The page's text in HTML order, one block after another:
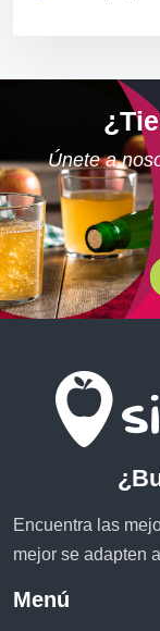
Únete a
Encuentra las
mejor se adapten
Menú